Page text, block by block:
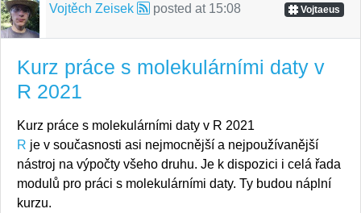
Vojtěch Zeisek posted at 15:08 Vojtaeus
Kurz práce s molekulárními daty v
R 2021
Kurz práce s molekulárními daty v R 2021
R je v současnosti asi nejmocnější a nejpoužívanější
nástroj na výpočty všeho druhu. Je k dispozici i celá řada
modulů pro práci s molekulárními daty. Ty budou náplní
kurzu.